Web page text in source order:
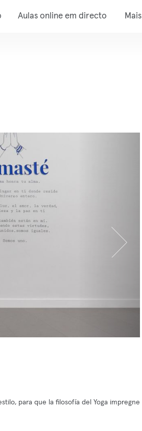
Aulas online em directo Mais
para que la filosofía del Yoga impregne